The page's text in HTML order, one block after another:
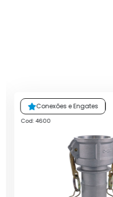
Conexões e Engates
Cod: 4600